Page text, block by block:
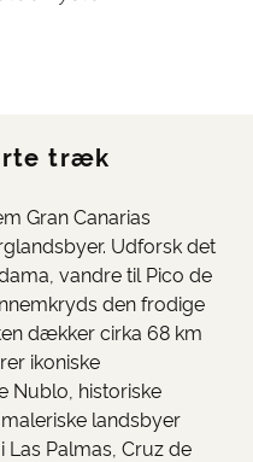
træk
Gran Canarias
Udforsk det
vandre til Pico de
den frodige
dækker cirka 68 km
ikoniske
Nublo, historiske
landsbyer
Las Palmas, Cruz de